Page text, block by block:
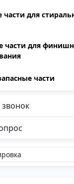
части для
части для
части
звонок